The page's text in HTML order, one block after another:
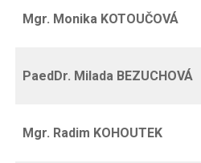
Mgr. Monika KOTOUČOVÁ
PaedDr. Milada BEZUCHOVÁ
Mgr. Radim KOHOUTEK